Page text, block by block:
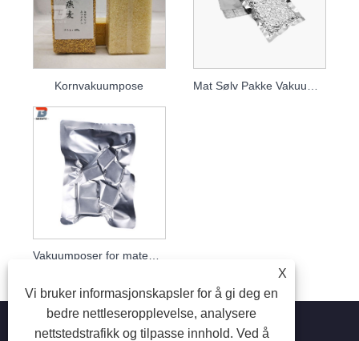
Kornvakuumpose
Vakuumposer for matemballasje
X
Vi bruker informasjonskapsler for å gi deg en
bedre nettleseropplevelse, analysere
nettstedstrafikk og tilpasse innhold. Ved å